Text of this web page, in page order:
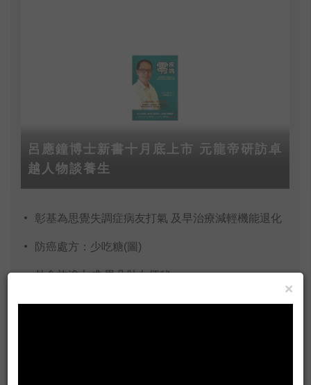
呂應鐘博士新書十月底上市 元龍帝研訪卓
越人物談養生
彰基為思覺失調症病友打氣 及早治療減輕機能退化
防癌處方：少吃糖(圖)
外食族逾七成 男凸肚女便秘
楊局長：群策群力找回民眾對臺灣食品安全的信任感
×